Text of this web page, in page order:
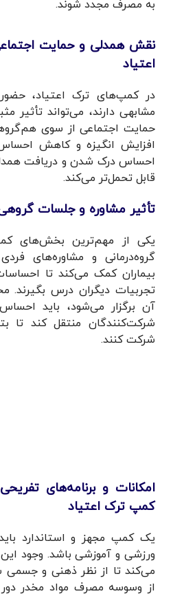
به مصرف مجدد شوند.
نقش همدلی و حمایت
اعتیاد
در کمپ‌های ترک اعتیاد،
مشابهی دارند، می‌تواند تأثیر
حمایت اجتماعی از سوی
افزایش انگیزه و کاهش
احساس درک شدن و دریافت
قابل تحمل‌تر می‌کند.
تأثیر مشاوره و جلسات
یکی از مهم‌ترین بخش‌های
گروه‌درمانی و مشاوره‌های
بیماران کمک می‌کند تا
تجربیات دیگران درس بگیرند.
آن برگزار می‌شود، باید
شرکت‌کنندگان منتقل کند تا
شرکت کنند.
امکانات و برنامه‌های
کمپ ترک اعتیاد
یک کمپ مجهز و استاندارد
ورزشی و آموزشی باشد. وجود
می‌کند تا از نظر ذهنی و جسمی
از وسوسه مصرف مواد مخدر